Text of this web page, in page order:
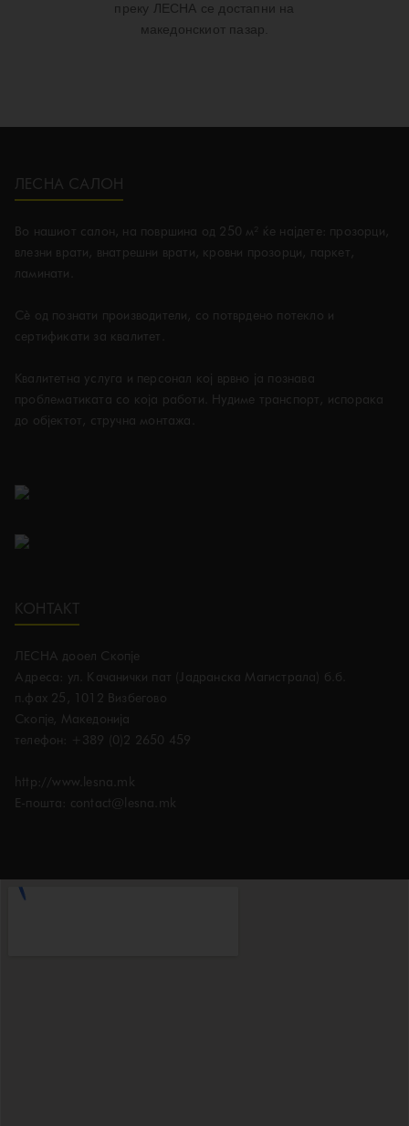
преку ЛЕСНА се достапни на
македонскиот пазар.
ЛЕСНА САЛОН
Во нашиот салон, на површина од 250 м² ќе најдете: прозорци,
влезни врати, внатрешни врати, кровни прозорци, паркет,
ламинати.
Сè од познати производители, со потврдено потекло и
сертификати за квалитет.
Kвалитетна услуга и персонал кој врвно ја познава
проблематиката со која работи. Нудиме транспорт, испорака
до објектот, стручна монтажа.
КОНТАКТ
ЛЕСНА дооел Скопје
Адреса: ул. Качанички пат (Јадранска Магистрала) б.б.
п.фах 25, 1012 Визбегово
Скопје, Македонија
телефон: +389 (0)2 2650 459
http://www.lesna.mk
E-пошта: contact@lesna.mk